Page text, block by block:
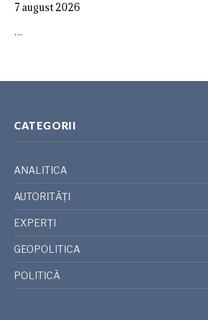
7 august 2026
…
CATEGORII
ANALITICA
AUTORITĂȚI
EXPERȚI
GEOPOLITICA
POLITICĂ